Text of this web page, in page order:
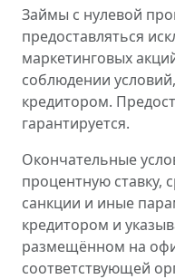
Займы с нулевой
предоставляться
маркетинговых
соблюдении
кредитором.
гарантируется.
Окончательные
процентную ставку,
санкции и иные
кредитором и
размещённом на
соответствующей